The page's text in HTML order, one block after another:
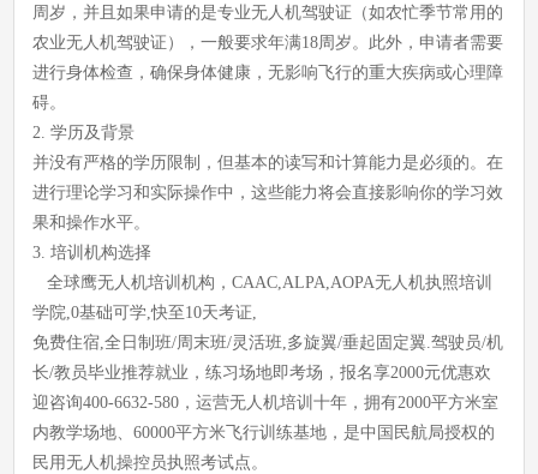
周岁，并且如果申请的是专业无人机驾驶证（如农忙季节常用的
农业无人机驾驶证），一般要求年满18周岁。此外，申请者需要
进行身体检查，确保身体健康，无影响飞行的重大疾病或心理障
碍。
2. 学历及背景
并没有严格的学历限制，但基本的读写和计算能力是必须的。在
进行理论学习和实际操作中，这些能力将会直接影响你的学习效
果和操作水平。
3. 培训机构选择
全球鹰无人机培训机构，CAAC,ALPA,AOPA无人机执照培训
学院,0基础可学,快至10天考证,
免费住宿,全日制班/周末班/灵活班,多旋翼/垂起固定翼.驾驶员/机
长/教员毕业推荐就业，练习场地即考场，报名享2000元优惠欢
迎咨询400-6632-580，运营无人机培训十年，拥有2000平方米室
内教学场地、60000平方米飞行训练基地，是中国民航局授权的
民用无人机操控员执照考试点。